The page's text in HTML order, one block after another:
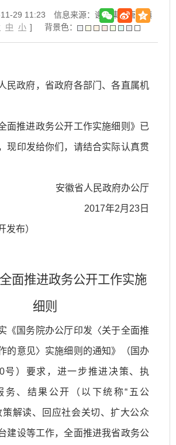
29 11:23
信息来源：谢家集区唐山镇
中 小 ] 背景色：
民政府，省政府各部门、各直属机
面推进政务公开工作实施细则》已
现印发给你们，请结合实际认真贯
安徽省人民政府办公厅
2017年2月23日
发布）
面推进政务公开工作实施
细则
《国务院办公厅印发〈关于全面推
的意见〉实施细则的通知》（国办
号）要求，进一步推进决策、执
务、结果公开（以下统称“五公
策解读、回应社会关切、扩大公众
建设等工作，全面推进我省政务公